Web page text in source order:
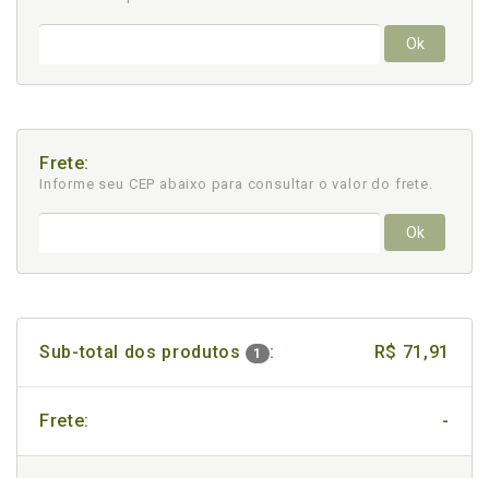
Ok
Frete:
Informe seu CEP abaixo para consultar o valor do frete.
Ok
Sub-total dos produtos 1 : R$ 71,91
Frete: -